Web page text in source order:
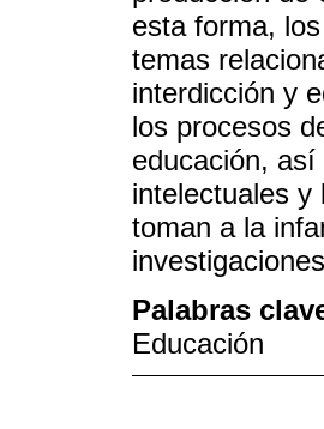
esta forma,
temas
interdicción y
los procesos
educación,
intelectuales y
toman a la
Palabras
Educación